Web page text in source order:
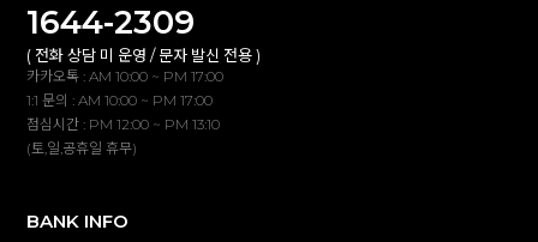
1644-2309
( 전화 상담 미 운영 / 문자 발신 전용 )
카카오톡 : AM 10:00 ~ PM 17:00
1:1 문의 : AM 10:00 ~ PM 17:00
점심시간 : PM 12:00 ~ PM 13:10
(토,일,공휴일 휴무)
BANK INFO